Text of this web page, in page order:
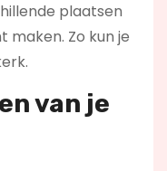
plaatsen
maken. Zo kun je
van je